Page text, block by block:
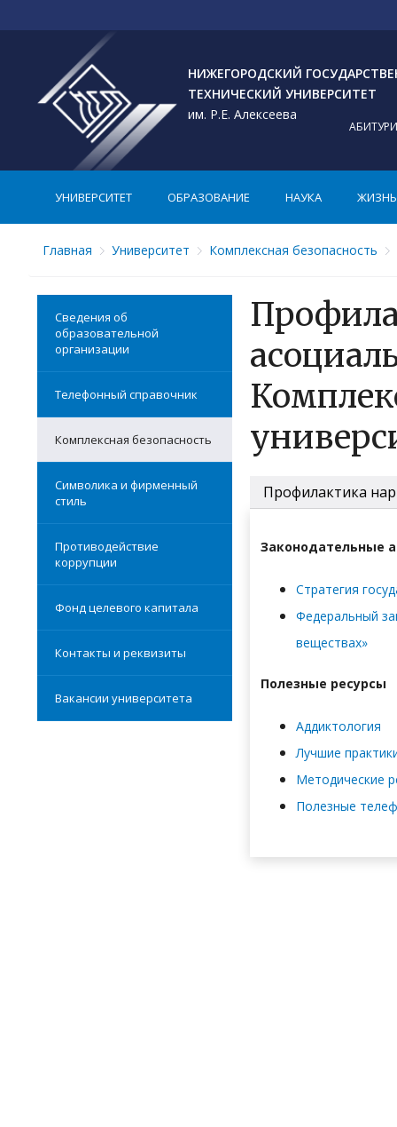
НИЖЕГОРОДСКИЙ
ТЕХНИЧЕСКИЙ УНИВЕРСИТЕТ
им. Р.Е. Алексеева
УНИВЕРСИТЕТ ОБРАЗОВАНИЕ НАУКА ЖИЗНЬ
Главная Университет Комплексная безопасность
Сведения об
образовательной
организации
Телефонный справочник
Комплексная безопасность
Символика и фирменный
стиль
Противодействие
коррупции
Фонд целевого капитала
Контакты и реквизиты
Вакансии университета
Профилактика
Законодательные
Стратегия
Федеральный
веществах»
Полезные ресурсы
Аддиктология
Лучшие
Методические
Полезные